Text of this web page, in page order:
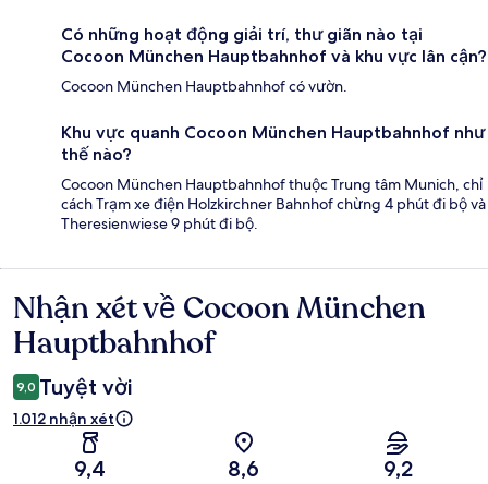
Có những hoạt động giải trí, thư giãn nào tại
Cocoon München Hauptbahnhof và khu vực lân cận?
Cocoon München Hauptbahnhof có vườn.
Khu vực quanh Cocoon München Hauptbahnhof như
thế nào?
Cocoon München Hauptbahnhof thuộc Trung tâm Munich, chỉ
cách Trạm xe điện Holzkirchner Bahnhof chừng 4 phút đi bộ và
Theresienwiese 9 phút đi bộ.
Nhận
xét
Nhận xét về Cocoon München
Hauptbahnhof
9,0 Tuyệt vời
1.012 nhận xét
9,4 8,6 9,2